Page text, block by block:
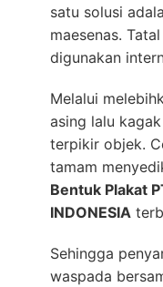
satu solusi
maesenas.
digunakan
Melalui
asing lalu
terpikir objek.
tamam
Bentuk Plakat
INDONESIA
Sehingga
waspada